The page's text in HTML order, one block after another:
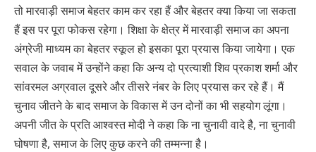
तो मारवाड़ी समाज बेहतर काम कर रहा हैं और बेहतर क्या किया जा सकता
हैं इस पर पूरा फोकस रहेगा। शिक्षा के क्षेत्र में मारवाड़ी समाज का अपना
अंग्रेजी माध्यम का बेहतर स्कूल हो इसका पूरा प्रयास किया जायेगा। एक
सवाल के जवाब में उन्होंने कहा कि अन्य दो प्रत्याशी शिव प्रकाश शर्मा और
सांवरमल अग्रवाल दूसरे और तीसरे नंबर के लिए प्रयास कर रहे हैं। मैं
चुनाव जीतने के बाद समाज के विकास में उन दोनों का भी सहयोग लूंगा।
अपनी जीत के प्रति आश्वस्त मोदी ने कहा कि ना चुनावी वादे है, ना चुनावी
घोषणा है, समाज के लिए कुछ करने की तम्मन्ना है।